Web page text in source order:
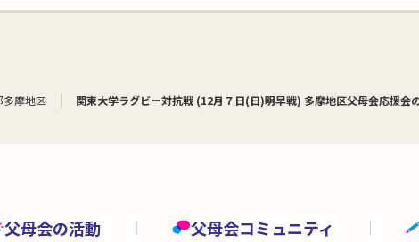
多摩地区 関東大学ラグビー対抗戦 (12月７日(日)明早戦) 多摩地区父母会応援会
父母会の活動 父母会コミュニティ